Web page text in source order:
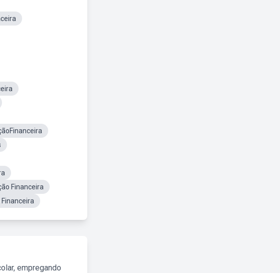
Financeira
empregando